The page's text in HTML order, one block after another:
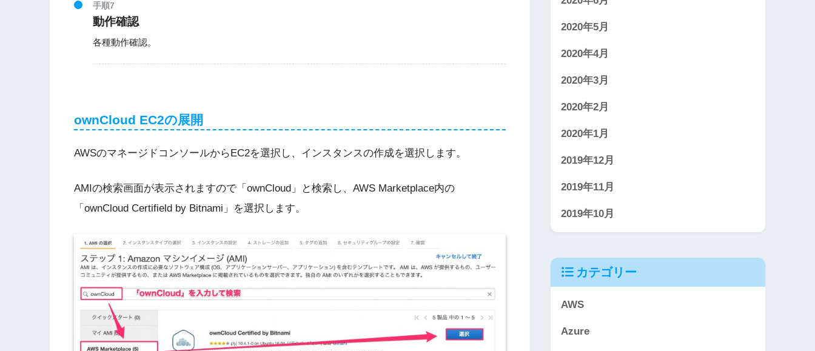
手順7
動作確認
各種動作確認。
ownCloud EC2の展開
AWSのマネージドコンソールからEC2を選択し、インスタンスの作成を選択します。
AMIの検索画面が表示されますので「ownCloud」と検索し、AWS Marketplace内の
「ownCloud Certifield by Bitnami」を選択します。
2020年5月
2020年4月
2020年3月
2020年2月
2020年1月
2019年12月
2019年11月
2019年10月
カテゴリー
AWS
Azure